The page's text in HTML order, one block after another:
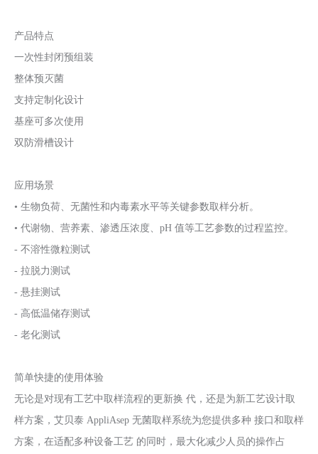
产品特点
一次性封闭预组装
整体预灭菌
支持定制化设计
基座可多次使用
双防滑槽设计
应用场景
• 生物负荷、无菌性和内毒素水平等关键参数取样分析。
• 代谢物、营养素、渗透压浓度、pH 值等工艺参数的过程监控。
- 不溶性微粒测试
- 拉脱力测试
- 悬挂测试
- 高低温储存测试
- 老化测试
简单快捷的使用体验
无论是对现有工艺中取样流程的更新换 代，还是为新工艺设计取
样方案，艾贝泰 AppliAsep 无菌取样系统为您提供多种 接口和取样
方案，在适配多种设备工艺 的同时，最大化减少人员的操作占